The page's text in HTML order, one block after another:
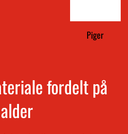
Piger
fordelt på
alder